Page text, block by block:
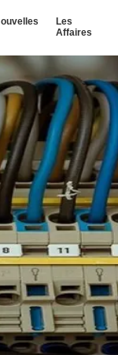
Les
Affaires